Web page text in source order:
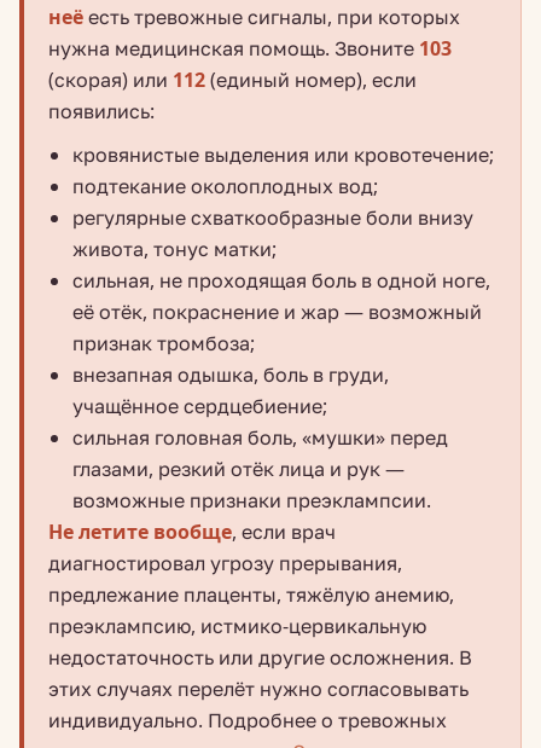
неёесть тревожные сигналы, при которых
нужна медицинская помощь. Звоните 103
(скорая) или 112(единый номер), если
появились:
кровянистые выделения или кровотечение;
подтекание околоплодных вод;
регулярные схваткообразные боли внизу
живота, тонус матки;
сильная, не проходящая боль в одной ноге,
её отёк, покраснение и жар — возможный
признак тромбоза;
внезапная одышка, боль в груди,
учащённое сердцебиение;
сильная головная боль, «мушки» перед
глазами, резкий отёк лица и рук —
возможные признаки преэклампсии.
Не летите вообще, если врач
диагностировал угрозу прерывания,
предлежание плаценты, тяжёлую анемию,
преэклампсию, истмико-цервикальную
недостаточность или другие осложнения. В
этих случаях перелёт нужно согласовывать
индивидуально. Подробнее о тревожных